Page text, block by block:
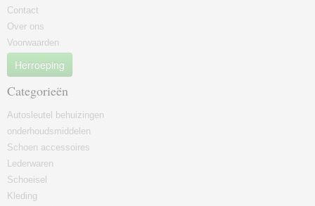
Contact
Over ons
Voorwaarden
Herroeping
Categorieën
Autosleutel behuizingen
onderhoudsmiddelen
Schoen accessoires
Lederwaren
Schoeisel
Kleding